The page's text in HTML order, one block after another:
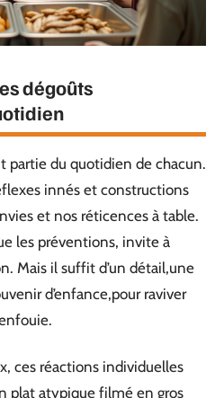
dégoûts
partie du quotidien de chacun.
innés et constructions
et nos réticences à table.
les préventions, invite à
Mais il suffit d’un détail,une
d’enfance,pour raviver
ces réactions individuelles
plat atypique filmé en gros